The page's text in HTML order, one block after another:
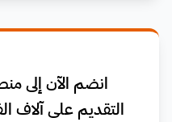
انضم الآن إلى
التقديم على آلاف